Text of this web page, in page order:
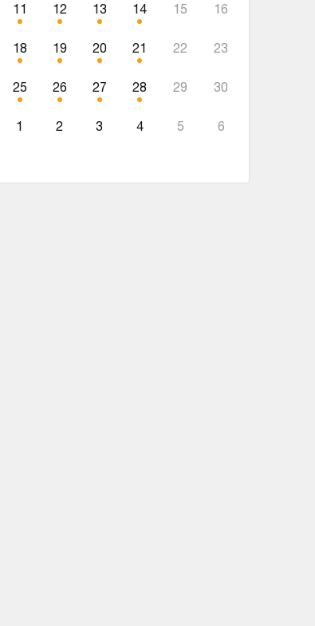
11 12 13 14 15 16
18 19 20 21 22 23
25 26 27 28 29 30
1 2 3 4 5 6